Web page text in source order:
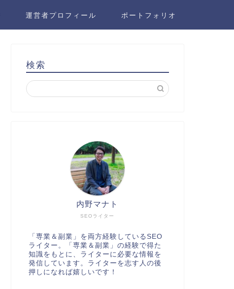
運営者プロフィール ポートフォリオ
検索
SEOライター
内野マナト
「専業＆副業」を両方経験しているSEO
ライター。「専業＆副業」の経験で得た
知識をもとに、ライターに必要な情報を
発信しています。ライターを志す人の後
押しになれば嬉しいです！